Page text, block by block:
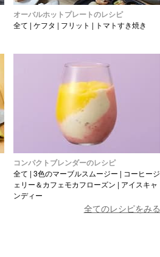
オーバルホットプレートのレシピ
全て |ケフタ | フリット | トマトすき焼き
コンパクトブレンダーのレシピ
全て |3色のマーブルスムージー | コーヒージ
ェリー＆カフェモカフローズン | アイスキャ
ンディー
全てのレシピをみる